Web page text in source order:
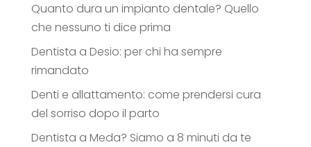
Quanto dura un impianto dentale? Quello
che nessuno ti dice prima
Dentista a Desio: per chi ha sempre
rimandato
Denti e allattamento: come prendersi cura
del sorriso dopo il parto
Dentista a Meda? Siamo a 8 minuti da te